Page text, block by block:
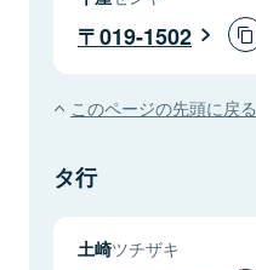
019-1502
このページの先頭に戻る
タ行
土崎ツチザキ